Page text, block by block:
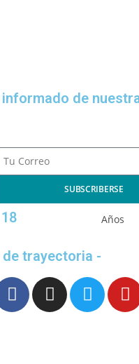
de
SUBSCRIBERSE
18 Años
de trayectoria -